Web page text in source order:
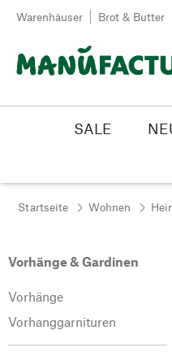
Zum Inhalt springen
Warenhäuser Brot & Butter
SALE
Startseite Wohnen
Vorhänge & Gardinen
Vorhänge
Vorhanggarnituren